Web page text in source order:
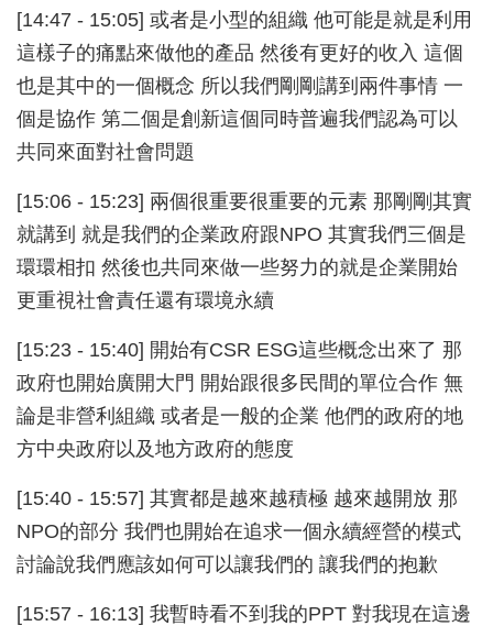
[14:47 - 15:05] 或者是小型的組織 他可能是就是利用
這樣子的痛點來做他的產品 然後有更好的收入 這個
也是其中的一個概念 所以我們剛剛講到兩件事情 一
個是協作 第二個是創新這個同時普遍我們認為可以
共同來面對社會問題
[15:06 - 15:23] 兩個很重要很重要的元素 那剛剛其實
就講到 就是我們的企業政府跟NPO 其實我們三個是
環環相扣 然後也共同來做一些努力的就是企業開始
更重視社會責任還有環境永續
[15:23 - 15:40] 開始有CSR ESG這些概念出來了 那
政府也開始廣開大門 開始跟很多民間的單位合作 無
論是非營利組織 或者是一般的企業 他們的政府的地
方中央政府以及地方政府的態度
[15:40 - 15:57] 其實都是越來越積極 越來越開放 那
NPO的部分 我們也開始在追求一個永續經營的模式
討論說我們應該如何可以讓我們的 讓我們的抱歉
[15:57 - 16:13] 我暫時看不到我的PPT 對我現在這邊